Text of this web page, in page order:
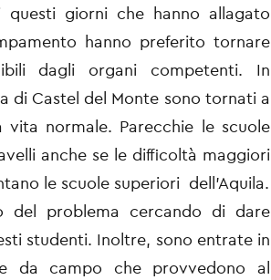
giorni che hanno allagato
hanno preferito tornare
dagli organi competenti. In
di Castel del Monte sono tornati a
normale. Parecchie le scuole
anche se le difficoltà maggiori
le scuole superiori dell’Aquila.
del problema cercando di dare
studenti. Inoltre, sono entrate in
da campo che provvedono al